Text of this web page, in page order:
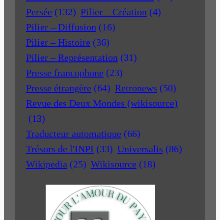
Persée (132) Pilier – Création (4)
Pilier – Diffusion (16)
Pilier – Histoire (36)
Pilier – Représentation (31)
Presse francophone (23)
Presse étrangère (64) Retronews (50)
Revue des Deux Mondes (wikisource)
(13)
Traducteur automatique (66)
Trésors de l'INPI (33) Universalis (86)
Wikipedia (25) Wikisource (18)